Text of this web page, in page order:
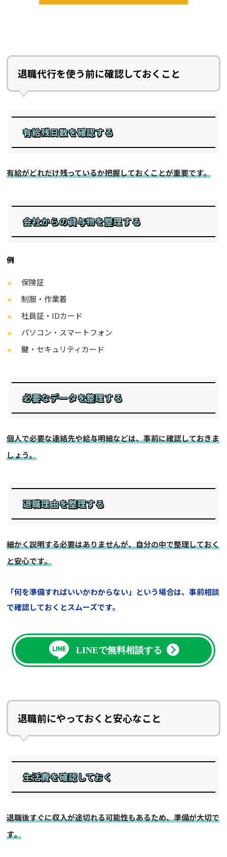
退職代行を使う前に確認しておくこと
有給残日数を確認する
有給がどれだけ残っているか把握しておくことが重要です。
会社からの貸与物を整理する
例
保険証
制服・作業着
社員証・IDカード
パソコン・スマートフォン
鍵・セキュリティカード
必要なデータを整理する
個人で必要な連絡先や給与明細などは、事前に確認しておきま
しょう。
退職理由を整理する
細かく説明する必要はありませんが、自分の中で整理しておく
と安心です。
「何を準備すればいいかわからない」という場合は、事前相談
で確認しておくとスムーズです。
LINEで無料相談する
退職前にやっておくと安心なこと
生活費を確認しておく
退職後すぐに収入が途切れる可能性もあるため、準備が大切で
す。